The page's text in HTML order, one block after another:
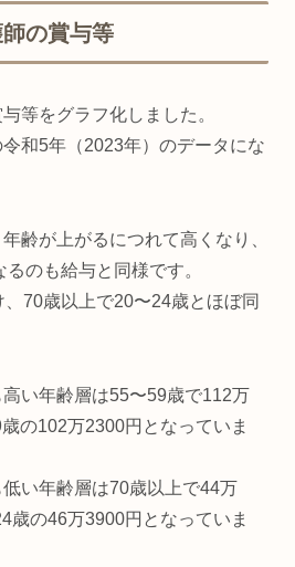
の賞与等
等をグラフ化しました。
和5年（2023年）のデータにな
齢が上がるにつれて高くなり、
のも給与と同様です。
70歳以上で20〜24歳とほぼ同
い年齢層は55〜59歳で112万
の102万2300円となっていま
い年齢層は70歳以上で44万
歳の46万3900円となっていま